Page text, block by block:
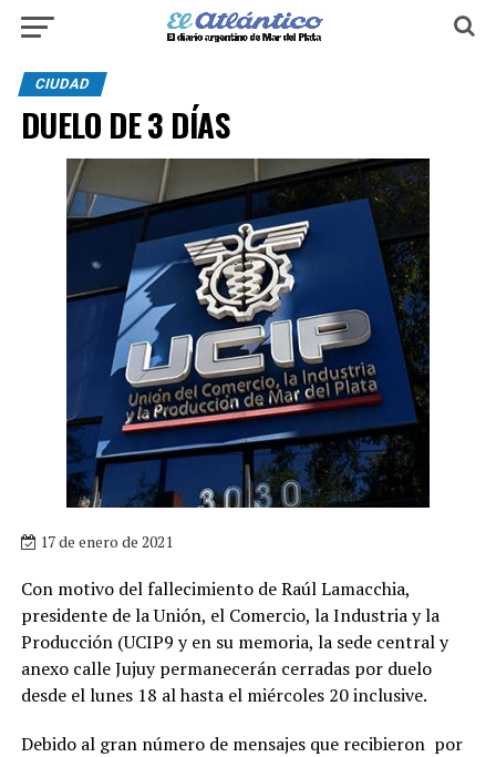
CIUDAD
DUELO DE 3 DÍAS
17 de enero de 2021
Con motivo del fallecimiento de Raúl Lamacchia,
presidente de la Unión, el Comercio, la Industria y la
Producción (UCIP9 y en su memoria, la sede central y
anexo calle Jujuy permanecerán cerradas por duelo
desde el lunes 18 al hasta el miércoles 20 inclusive.
Debido al gran número de mensajes que recibieron por